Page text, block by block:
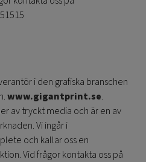
i den grafiska branschen
www.gigantprint.se.
av tryckt media och är en av
Vi ingår i
och kallar oss en
Vid frågor kontakta oss på